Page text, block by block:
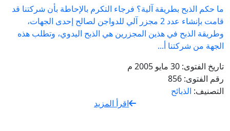
ما حكم الذبح بطريقة آلية؟ فرجاء التكرم بالإحاطة بأن شركتنا قد
قامت بإنشاء عدد 2 مجزر آلي للدواجن لصالح إحدى الجهات،
وطريقة الذبح في هذين المجزرين هي الذبح اليدوي، وتطلب هذه
الجهة من شركتنا أ...
تاريخ الفتوى:
رقم الفتوى:
التصنيف: الذبائح
اقرأ المزيد